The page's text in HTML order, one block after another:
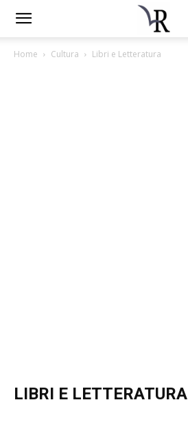
Home Cultura Libri e Letteratura
LIBRI E LETTERATURA